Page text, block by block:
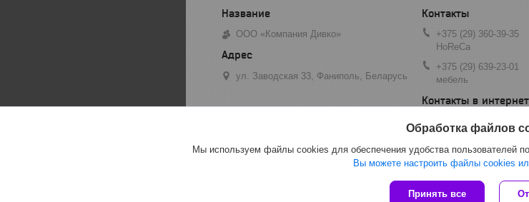
ООО «Компания Дивко»
ул. Заводская 33, Фаниполь, Беларусь
+375 (29) 360-39-35
HoReCa
+375 (29) 639-23-01
мебель
3603935@mail.ru
Сайт создан на платформе
Обработка файлов
Мы используем файлы cookies для обеспечения удобства пользователей
Вы можете настроить файлы cookies
Принять все